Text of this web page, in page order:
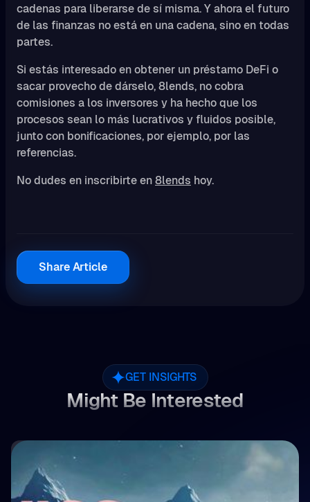
cadenas para liberarse de sí misma. Y ahora el futuro
de las finanzas no está en una cadena, sino en todas
partes.
Si estás interesado en obtener un préstamo DeFi o
sacar provecho de dárselo, 8lends, no cobra
comisiones a los inversores y ha hecho que los
procesos sean lo más lucrativos y fluidos posible,
junto con bonificaciones, por ejemplo, por las
referencias.
No dudes en inscribirte en8lends hoy.
Share Article
GET INSIGHTS
Might Be Interested